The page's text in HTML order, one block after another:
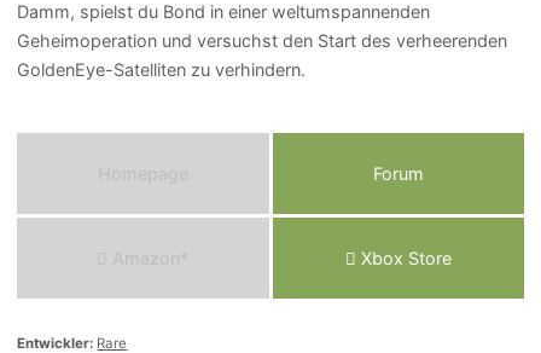
Damm, spielst du Bond in einer weltumspannenden
Geheimoperation und versuchst den Start des verheerenden
GoldenEye-Satelliten zu verhindern.
Homepage Forum
Amazon* Xbox Store
Entwickler: Rare